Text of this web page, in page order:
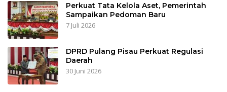
Perkuat Tata Kelola Aset, Pemerintah
Sampaikan Pedoman Baru
7 Juli 2026
DPRD Pulang Pisau Perkuat Regulasi
Daerah
30 Juni 2026